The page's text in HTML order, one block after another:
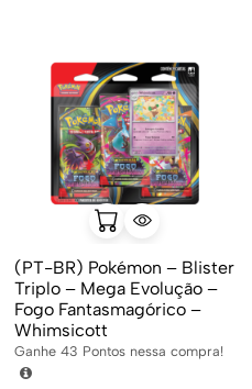
(PT-BR) Pokémon – Blister
Triplo – Mega Evolução –
Fogo Fantasmagórico –
Whimsicott
Ganhe 43 Pontos nessa compra!